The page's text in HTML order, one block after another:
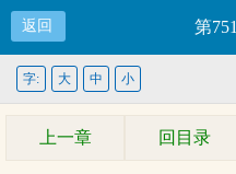
返回 第
字: 大 中 小
上一章 回目录